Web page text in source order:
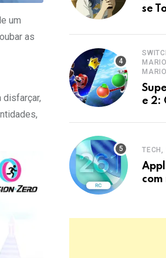
um
as
disfarçar,
se
e 2:
TECH,
com